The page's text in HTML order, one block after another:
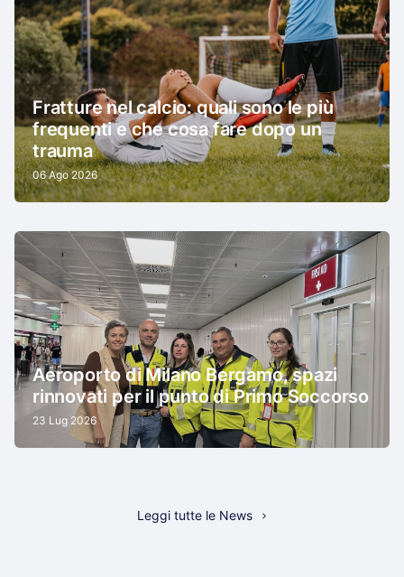
Fratture nel calcio: quali sono le più
frequenti e che cosa fare dopo un
trauma
06 Ago 2026
Aeroporto di Milano Bergamo, spazi
rinnovati per il punto di Primo Soccorso
23 Lug 2026
Leggi tutte le News